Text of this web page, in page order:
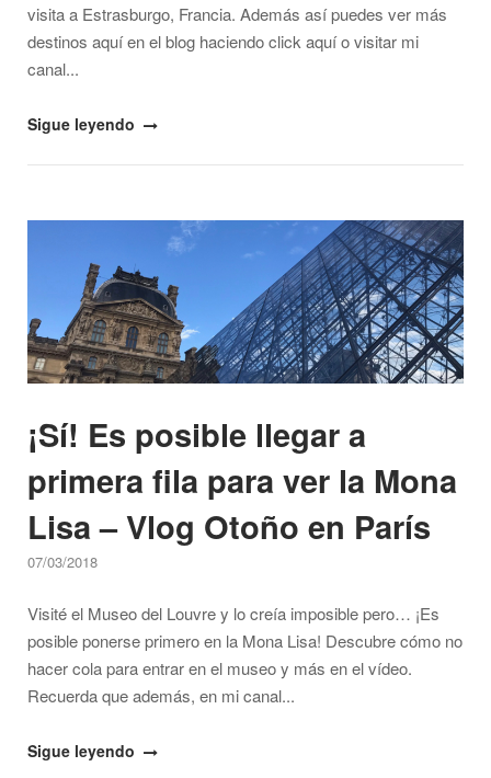
visita a Estrasburgo, Francia. Además así puedes ver más
destinos aquí en el blog haciendo click aquí o visitar mi
canal...
"Recta
a
Estrasburgo
–
4
países
en
4
días"
Sigue leyendo
Open post
¡Sí! Es posible llegar a
primera fila para ver la Mona
Lisa – Vlog Otoño en París
07/03/2018
Visité el Museo del Louvre y lo creía imposible pero… ¡Es
posible ponerse primero en la Mona Lisa! Descubre cómo no
hacer cola para entrar en el museo y más en el vídeo.
Recuerda que además, en mi canal...
"¡Sí!
Sigue leyendo